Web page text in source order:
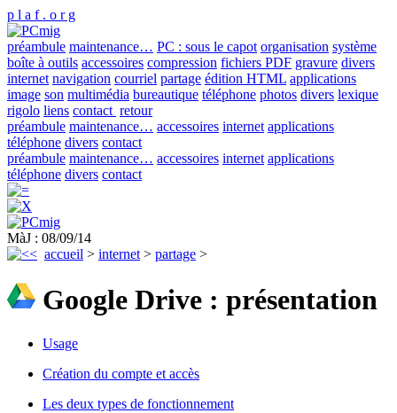
p l a f . o r g
préambule maintenance… PC : sous le capot organisation système
boîte à outils accessoires compression fichiers PDF gravure divers
internet navigation courriel partage édition HTML applications
image son multimédia bureautique téléphone photos divers lexique
rigolo liens contact retour
préambule maintenance… accessoires internet applications
téléphone divers contact
préambule maintenance… accessoires internet applications
téléphone divers contact
MàJ : 08/09/14
accueil > internet > partage >
Google Drive : présentation
Usage
Création du compte et accès
Les deux types de fonctionnement